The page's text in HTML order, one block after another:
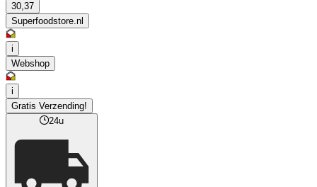
30,37
Superfoodstore.nl
i
Webshop
i
Gratis Verzending!
24u